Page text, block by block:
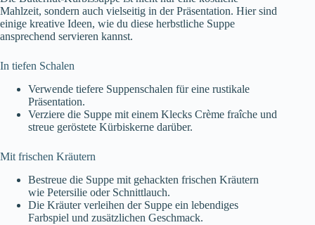
Mahlzeit, sondern auch vielseitig in der Präsentation. Hier sind
einige kreative Ideen, wie du diese herbstliche Suppe
ansprechend servieren kannst.
In tiefen Schalen
Verwende tiefere Suppenschalen für eine rustikale
Präsentation.
Verziere die Suppe mit einem Klecks Crème fraîche und
streue geröstete Kürbiskerne darüber.
Mit frischen Kräutern
Bestreue die Suppe mit gehackten frischen Kräutern
wie Petersilie oder Schnittlauch.
Die Kräuter verleihen der Suppe ein lebendiges
Farbspiel und zusätzlichen Geschmack.